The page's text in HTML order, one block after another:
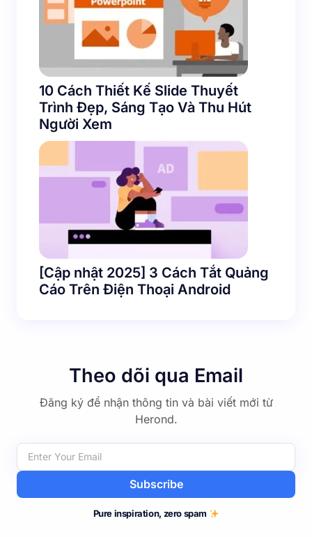
10 Cách Thiết Kế Slide Thuyết
Trình Đẹp, Sáng Tạo Và Thu Hút
Người Xem
[Cập nhật 2025] 3 Cách Tắt Quảng
Cáo Trên Điện Thoại Android
Theo dõi qua Email
Đăng ký để nhận thông tin và bài viết mới từ
Herond.
Subscribe
Pure inspiration, zero spam